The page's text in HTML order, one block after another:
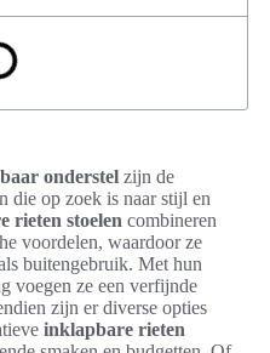
onderstel zijn de
die op zoek is naar stijl en
rieten stoelen combineren
voordelen, waardoor ze
buitengebruik. Met hun
voegen ze een verfijnde
zijn er diverse opties
inklapbare rieten